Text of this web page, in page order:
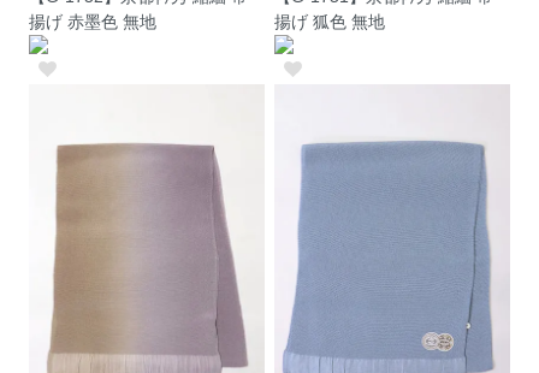
揚げ 赤墨色 無地
揚げ 狐色 無地